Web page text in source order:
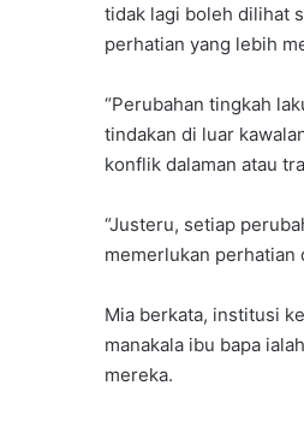
tidak lagi boleh dilihat
perhatian yang lebih
“Perubahan tingkah
tindakan di luar
konflik dalaman atau
“Justeru, setiap
memerlukan perhatian
Mia berkata, institusi
manakala ibu bapa
mereka.